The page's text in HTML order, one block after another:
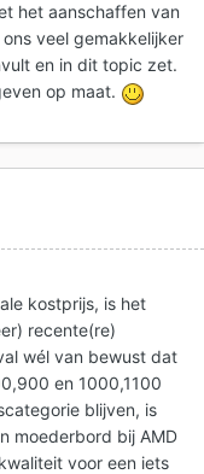
het aanschaffen van
veel gemakkelijker
en in dit topic zet.
op maat.
kostprijs, is het
recente(re)
wél van bewust dat
en 1000,1100
blijven, is
moederbord bij AMD
voor een iets